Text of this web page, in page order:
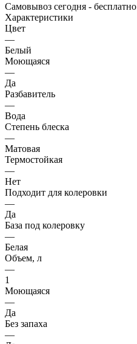
Самовывоз сегодня - бесплатно
Характеристики
Цвет
—
Белый
Моющаяся
—
Да
Разбавитель
—
Вода
Степень блеска
—
Матовая
Термостойкая
—
Нет
Подходит для колеровки
—
Да
База под колеровку
—
Белая
Объем, л
—
1
Моющаяся
—
Да
Без запаха
—